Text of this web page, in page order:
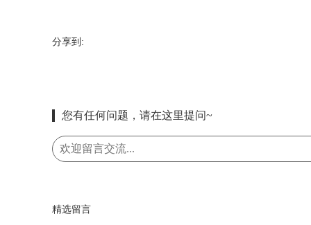
分享到:
您有任何问题，请在这里提问~
精选留言